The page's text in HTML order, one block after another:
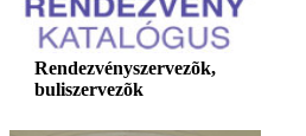
Rendezvényszervezõk,
buliszervezõk